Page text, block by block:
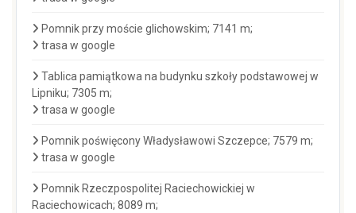
Pomnik przy moście glichowskim; 7141 m;
trasa w google
Tablica pamiątkowa na budynku szkoły podstawowej w
Lipniku; 7305 m;
trasa w google
Pomnik poświęcony Władysławowi Szczepce; 7579 m;
trasa w google
Pomnik Rzeczpospolitej Raciechowickiej w
Raciechowicach; 8089 m;